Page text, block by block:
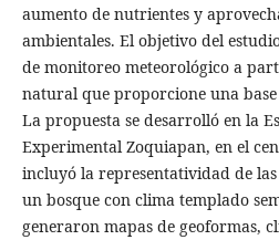
aumento de nutrientes y
ambientales. El objetivo del
de monitoreo meteorológico a
natural que proporcione una
La propuesta se desarrolló en la
Experimental Zoquiapan, en el
incluyó la representatividad de
un bosque con clima templado
generaron mapas de geoformas,